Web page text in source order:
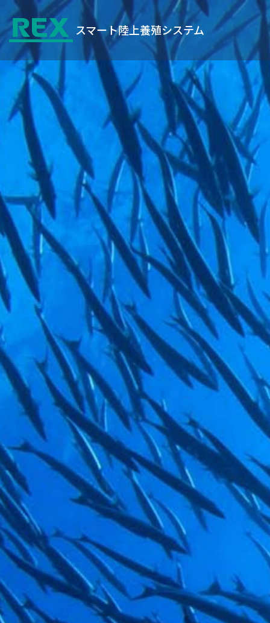
スマート陸上養殖システム